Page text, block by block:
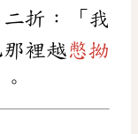
折：「我
裡越憋拗